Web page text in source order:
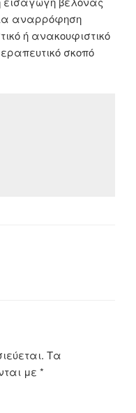
αναρρόφηση
ή ανακουφιστικό
σκοπό
Τα
με *